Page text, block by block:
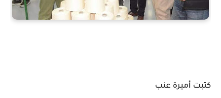
كتبت أميرة عنب